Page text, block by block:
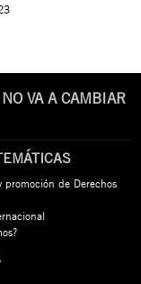
VA A CAMBIAR
promoción de Derechos